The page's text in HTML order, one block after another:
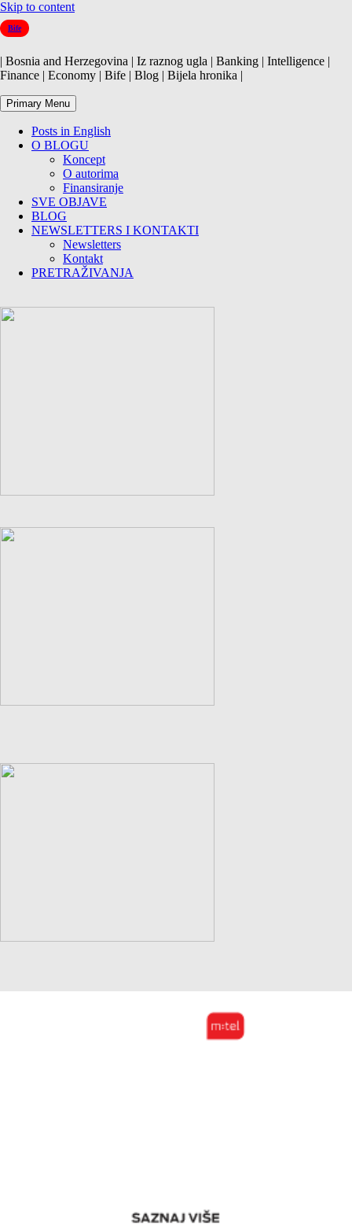
Skip to content
Bife
| Bosnia and Herzegovina | Iz raznog ugla | Banking | Intelligence |
Finance | Economy | Bife | Blog | Bijela hronika |
Primary Menu
Posts in English
O BLOGU
Koncept
O autorima
Finansiranje
SVE OBJAVE
BLOG
NEWSLETTERS I KONTAKTI
Newsletters
Kontakt
PRETRAŽIVANJA
Američki i srpski SpaceX ponovo u raskoraku – Nakon